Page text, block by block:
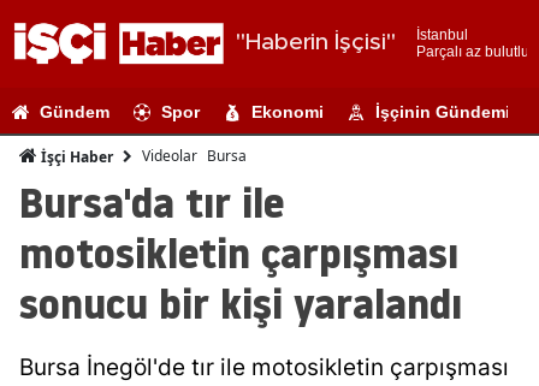
"Haberin İşçisi"
İstanbul
Parçalı az bulutlu
Adıyaman
Amasya
Ankara
Antalya
Gündem Spor Ekonomi İşçinin Gündemi
İşçi Haber Videolar Bursa
Bursa'da tır ile
motosikletin çarpışması
sonucu bir kişi yaralandı
Bursa İnegöl'de tır ile motosikletin çarpışması